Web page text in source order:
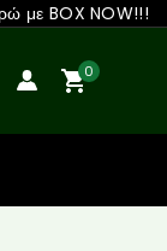
με BOX NOW!!!
0